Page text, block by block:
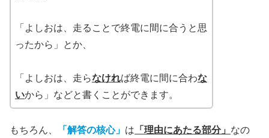
「よしおは、走ることで終電に間に合うと思
ったから」とか、
「よしおは、走らなければ終電に間に合わな
いから」などと書くことができます。
もちろん、 「解答の核心」 は 「理由にあたる部分」 なの